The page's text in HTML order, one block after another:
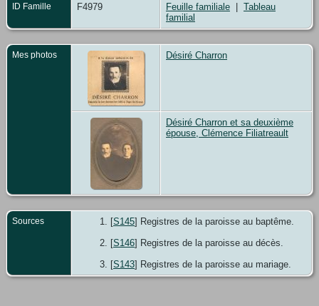
ID Famille F4979 Feuille familiale | Tableau
familial
Mes photos Désiré Charron
Désiré Charron et sa deuxième
épouse, Clémence Filiatreault
Sources [S145] Registres de la paroisse au baptême.
[S146] Registres de la paroisse au décès.
[S143] Registres de la paroisse au mariage.